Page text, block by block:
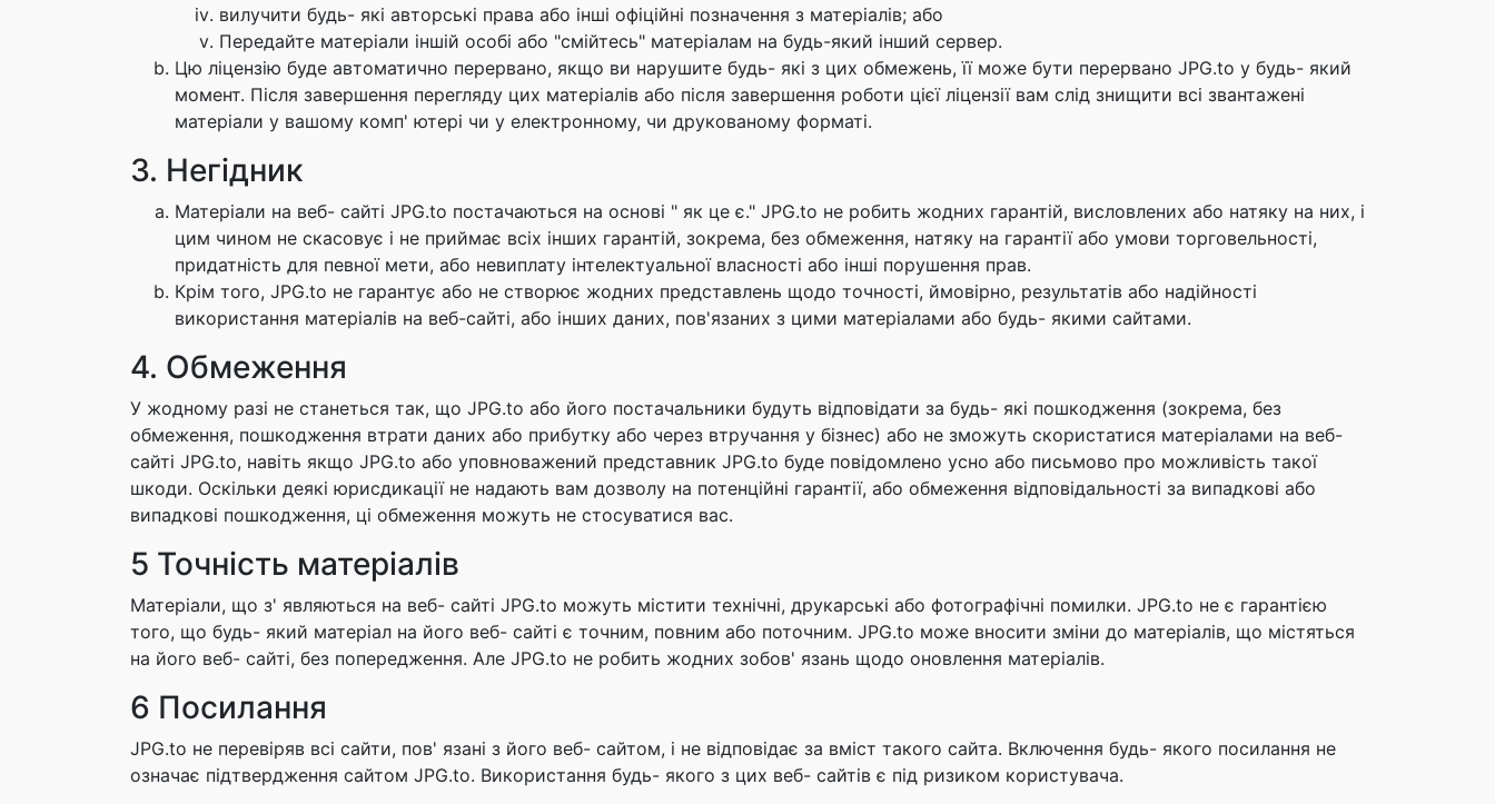
вилучити будь- які авторські права або інші офіційні позначення з матеріалів; або
Передайте матеріали іншій особі або "смійтесь" матеріалам на будь-який інший сервер.
Цю ліцензію буде автоматично перервано, якщо ви нарушите будь- які з цих обмежень, її може бути перервано JPG.to у будь- який
момент. Після завершення перегляду цих матеріалів або після завершення роботи цієї ліцензії вам слід знищити всі звантажені
матеріали у вашому комп' ютері чи у електронному, чи друкованому форматі.
3. Негідник
Матеріали на веб- сайті JPG.to постачаються на основі " як це є." JPG.to не робить жодних гарантій, висловлених або натяку на них, і
цим чином не скасовує і не приймає всіх інших гарантій, зокрема, без обмеження, натяку на гарантії або умови торговельності,
придатність для певної мети, або невиплату інтелектуальної власності або інші порушення прав.
Крім того, JPG.to не гарантує або не створює жодних представлень щодо точності, ймовірно, результатів або надійності
використання матеріалів на веб-сайті, або інших даних, пов'язаних з цими матеріалами або будь- якими сайтами.
4. Обмеження
У жодному разі не станеться так, що JPG.to або його постачальники будуть відповідати за будь- які пошкодження (зокрема, без
обмеження, пошкодження втрати даних або прибутку або через втручання у бізнес) або не зможуть скористатися матеріалами на веб-
сайті JPG.to, навіть якщо JPG.to або уповноважений представник JPG.to буде повідомлено усно або письмово про можливість такої
шкоди. Оскільки деякі юрисдикації не надають вам дозволу на потенційні гарантії, або обмеження відповідальності за випадкові або
випадкові пошкодження, ці обмеження можуть не стосуватися вас.
5 Точність матеріалів
Матеріали, що з' являються на веб- сайті JPG.to можуть містити технічні, друкарські або фотографічні помилки. JPG.to не є гарантією
того, що будь- який матеріал на його веб- сайті є точним, повним або поточним. JPG.to може вносити зміни до матеріалів, що містяться
на його веб- сайті, без попередження. Але JPG.to не робить жодних зобов' язань щодо оновлення матеріалів.
6 Посилання
JPG.to не перевіряв всі сайти, пов' язані з його веб- сайтом, і не відповідає за вміст такого сайта. Включення будь- якого посилання не
означає підтвердження сайтом JPG.to. Використання будь- якого з цих веб- сайтів є під ризиком користувача.